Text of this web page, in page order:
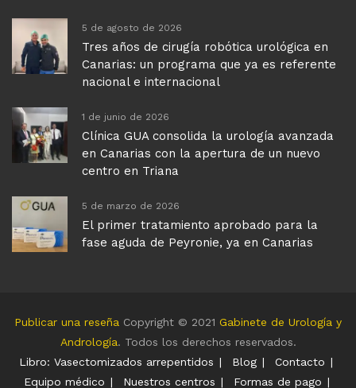
5 de agosto de 2026
Tres años de cirugía robótica urológica en
Canarias: un programa que ya es referente
nacional e internacional
1 de junio de 2026
Clínica GUA consolida la urología avanzada
en Canarias con la apertura de un nuevo
centro en Triana
5 de marzo de 2026
El primer tratamiento aprobado para la
fase aguda de Peyronie, ya en Canarias
Publicar una reseña Copyright © 2021 Gabinete de Urología y
Andrología. Todos los derechos reservados.
Libro: Vasectomizados arrepentidos
Blog
Contacto
Equipo médico
Nuestros centros Formas de pago